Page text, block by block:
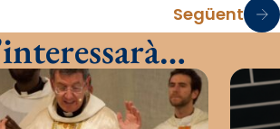
Següent